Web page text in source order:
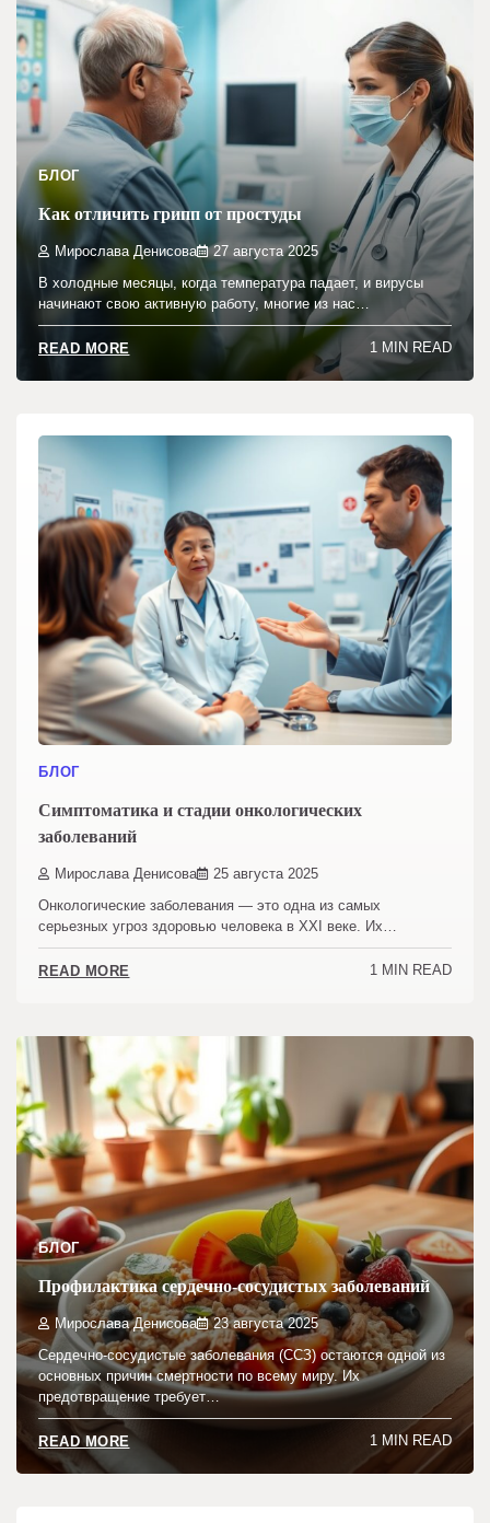
БЛОГ
Как отличить грипп от простуды
Мирослава Денисова 27 августа 2025
В холодные месяцы, когда температура падает, и вирусы
начинают свою активную работу, многие из нас…
READ MORE 1 MIN READ
БЛОГ
Симптоматика и стадии онкологических
заболеваний
Мирослава Денисова 25 августа 2025
Онкологические заболевания — это одна из самых
серьезных угроз здоровью человека в ХХI веке. Их…
READ MORE 1 MIN READ
БЛОГ
Профилактика сердечно-сосудистых заболеваний
Мирослава Денисова 23 августа 2025
Сердечно-сосудистые заболевания (ССЗ) остаются одной из
основных причин смертности по всему миру. Их
предотвращение требует…
READ MORE 1 MIN READ